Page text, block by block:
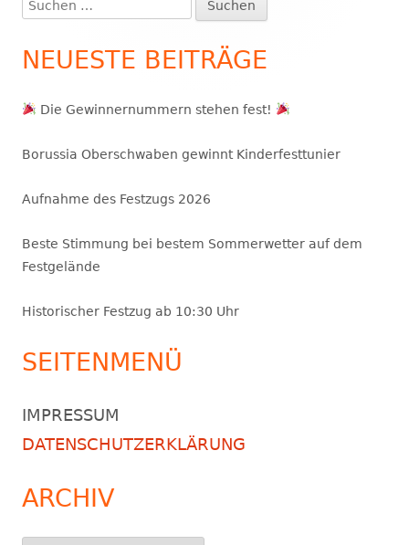
nach:
NEUESTE BEITRÄGE
Die Gewinnernummern stehen fest!
Borussia Oberschwaben gewinnt Kinderfesttunier
Aufnahme des Festzugs 2026
Beste Stimmung bei bestem Sommerwetter auf dem
Festgelände
Historischer Festzug ab 10:30 Uhr
SEITENMENÜ
IMPRESSUM
DATENSCHUTZERKLÄRUNG
ARCHIV